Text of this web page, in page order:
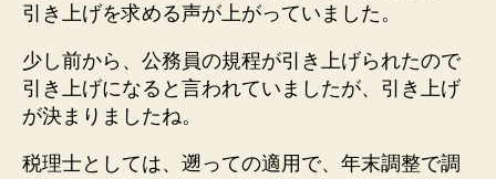
引き上げを求める声が上がっていました。
少し前から、公務員の規程が引き上げられたので
引き上げになると言われていましたが、引き上げ
が決まりましたね。
税理士としては、遡っての適用で、年末調整で調